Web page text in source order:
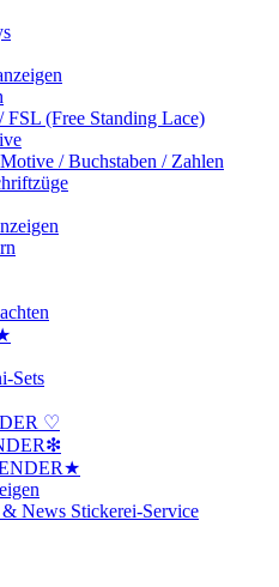
(Free Standing Lace)
/ Buchstaben / Zahlen
Sets
♡
& News Stickerei-Service